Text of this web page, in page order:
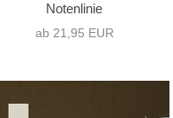
Notenlinie
ab 21,95 EUR